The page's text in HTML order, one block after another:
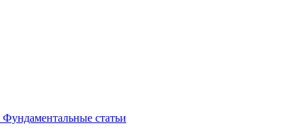
Фундаментальные статьи